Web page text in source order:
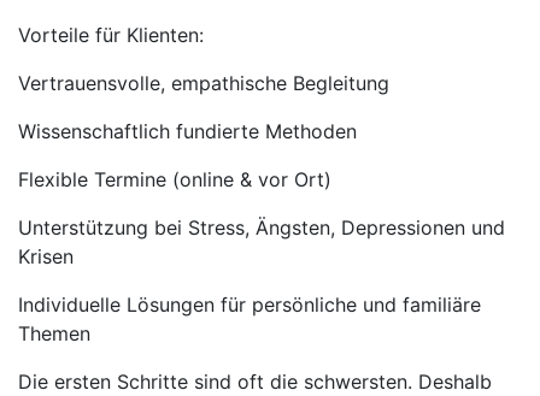
Vorteile für Klienten:
Vertrauensvolle, empathische Begleitung
Wissenschaftlich fundierte Methoden
Flexible Termine (online & vor Ort)
Unterstützung bei Stress, Ängsten, Depressionen und
Krisen
Individuelle Lösungen für persönliche und familiäre
Themen
Die ersten Schritte sind oft die schwersten. Deshalb